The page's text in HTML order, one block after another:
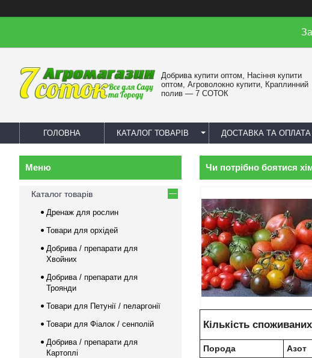
Добрива купити оптом, Насіння купити
оптом, Агроволокно купити, Краплинний
полив — 7 СОТОК
ГОЛОВНА КАТАЛОГ ТОВАРІВ ДОСТАВКА ТА ОПЛАТА
Чи потрібно боятися
Кількість
Порода Азот
Каталог товарів
Дренаж для рослин
Товари для орхідей
Добрива / препарати для
Хвойних
Добрива / препарати для
Троянди
Товари для Петунії / пеларгонії
Товари для Фіалок / сенполій
Добрива / препарати для
Картоплі